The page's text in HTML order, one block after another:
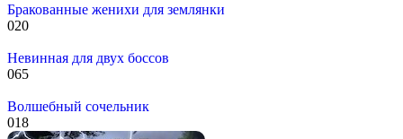
Бракованные женихи для землянки
020
Невинная для двух боссов
065
Волшебный сочельник
018